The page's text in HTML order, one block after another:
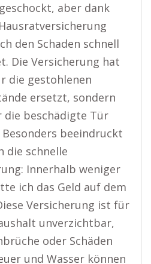
aber dank
den Schaden schnell
Die Versicherung hat
die gestohlenen
ersetzt, sondern
die beschädigte Tür
Besonders beeindruckt
die schnelle
Innerhalb weniger
ich das Geld auf dem
Versicherung ist für
unverzichtbar,
oder Schäden
und Wasser können